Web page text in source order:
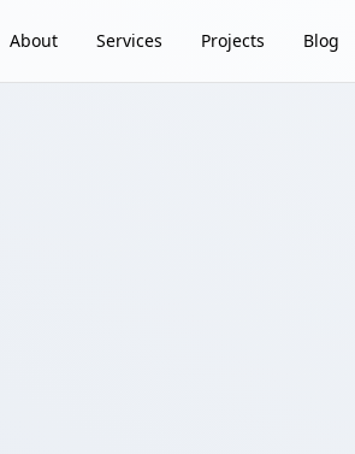
About Services Projects Blog